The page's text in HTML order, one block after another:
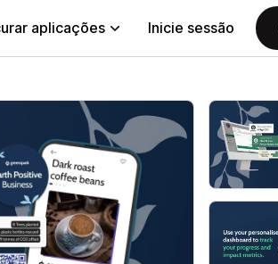
aplicações Inicie sessão